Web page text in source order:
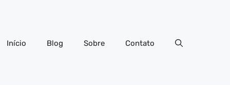
Início Blog Sobre Contato